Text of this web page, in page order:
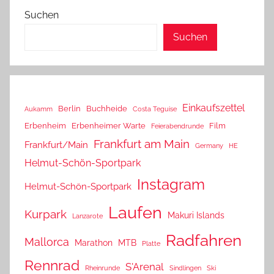
Suchen
Suchen
Aukamm Berlin Buchheide Costa Teguise Einkaufszettel
Erbenheim Erbenheimer Warte Feierabendrunde Film
Frankfurt/Main Frankfurt am Main Germany HE
Helmut-Schön-Sportpark
Helmut-Schön-Sportpark Instagram
Kurpark Lanzarote Laufen Makuri Islands
Mallorca Marathon MTB Platte Radfahren
Rennrad Rheinrunde S'Arenal Sindlingen Ski